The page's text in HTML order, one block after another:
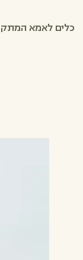
כלים לאמא